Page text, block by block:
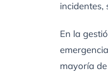
incidentes,
En la
mayoría